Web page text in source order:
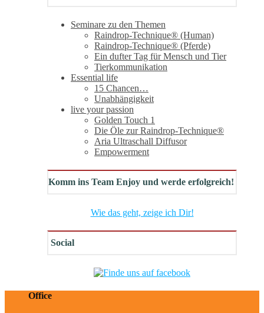
Seminare zu den Themen
Raindrop-Technique® (Human)
Raindrop-Technique® (Pferde)
Ein dufter Tag für Mensch und Tier
Tierkommunikation
Essential life
15 Chancen…
Unabhängigkeit
live your passion
Golden Touch 1
Die Öle zur Raindrop-Technique®
Aria Ultraschall Diffusor
Empowerment
Komm ins Team Enjoy und werde erfolgreich!
Wie das geht, zeige ich Dir!
Social
Office